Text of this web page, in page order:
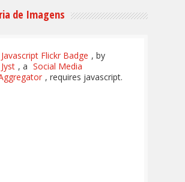
de Imagens
Javascript Flickr Badge , by
Jyst , a Social Media
, requires javascript.